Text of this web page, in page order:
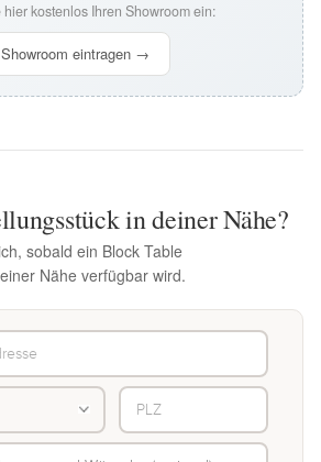
kostenlos Ihren Showroom ein:
Showroom eintragen →
in deiner Nähe?
sobald ein Block Table
Nähe verfügbar wird.